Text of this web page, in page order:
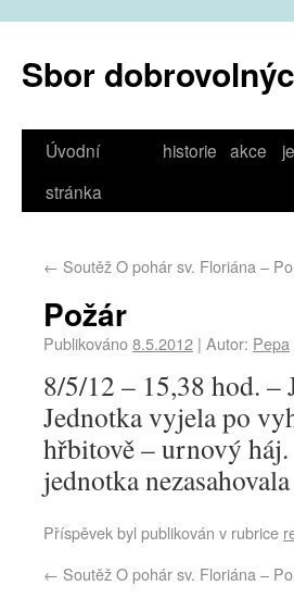
Sbor
Úvodní
stránka
historie akce
← Soutěž O pohár sv. Floriána –
Požár
Publikováno8.5.2012 | Autor: Pepa
8/5/12 – 15,38 hod.
Jednotka vyjela po
hřbitově – urnový
jednotka
Příspěvek byl publikován v rubrice
← Soutěž O pohár sv. Floriána –